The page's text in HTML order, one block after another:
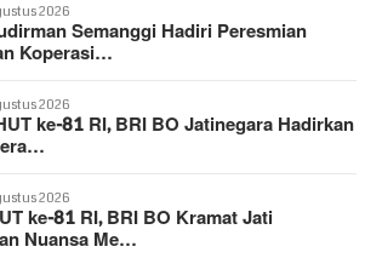
2026
Semanggi Hadiri Peresmian
Koperasi…
2026
ke-81 RI, BRI BO Jatinegara Hadirkan
2026
ke-81 RI, BRI BO Kramat Jati
Nuansa Me…